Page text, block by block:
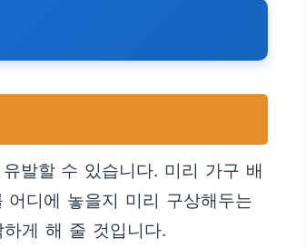
발할 수 있습니다. 미리 가구 배
디에 놓을지 미리 구상해두는
게 해 줄 것입니다.